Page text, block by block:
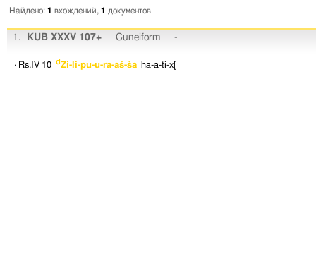
Найдено: 1 вхождений, 1 документов
1. KUB XXXV 107+ Cuneiform -
· Rs.IV 10 dZi-li-pu-u-ra-aš-ša ha-a-ti-x[